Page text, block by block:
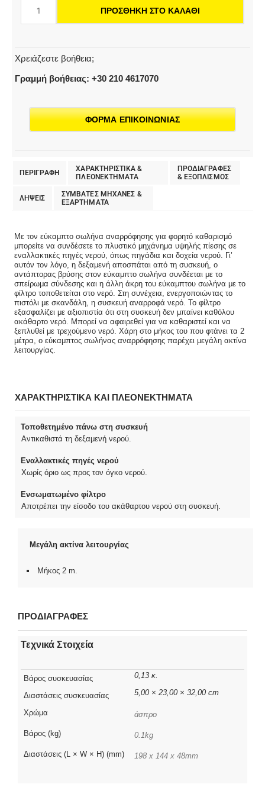
ΠΡΟΣΘΉΚΗ ΣΤΟ ΚΑΛΆΘΙ
Χρειάζεστε βοήθεια;
Γραμμή βοήθειας: +30 210 4617070
ΦΟΡΜΑ ΕΠΙΚΟΙΝΩΝΙΑΣ
ΠΕΡΙΓΡΑΦΗ
ΧΑΡΑΚΤΗΡΙΣΤΙΚΑ &
ΠΛΕΟΝΕΚΤΗΜΑΤΑ
ΠΡΟΔΙΑΓΡΑΦΕΣ
& EΞΟΠΛΙΣΜΟΣ
ΛΗΨΕΙΣ
ΣΥΜΒΑΤΕΣ ΜΗΧΑΝΕΣ &
ΕΞΑΡΤΗΜΑΤΑ
Με τον εύκαμπτο σωλήνα αναρρόφησης για φορητό καθαρισμό
μπορείτε να συνδέσετε το πλυστικό μηχάνημα υψηλής πίεσης σε
εναλλακτικές πηγές νερού, όπως πηγάδια και δοχεία νερού. Γι’
αυτόν τον λόγο, η δεξαμενή αποσπάται από τη συσκευή, ο
αντάπτορας βρύσης στον εύκαμπτο σωλήνα συνδέεται με το
σπείρωμα σύνδεσης και η άλλη άκρη του εύκαμπτου σωλήνα με το
φίλτρο τοποθετείται στο νερό. Στη συνέχεια, ενεργοποιώντας το
πιστόλι με σκανδάλη, η συσκευή αναρροφά νερό. Το φίλτρο
εξασφαλίζει με αξιοπιστία ότι στη συσκευή δεν μπαίνει καθόλου
ακάθαρτο νερό. Μπορεί να αφαιρεθεί για να καθαριστεί και να
ξεπλυθεί με τρεχούμενο νερό. Χάρη στο μήκος του που φτάνει τα 2
μέτρα, ο εύκαμπτος σωλήνας αναρρόφησης παρέχει μεγάλη ακτίνα
λειτουργίας.
ΧΑΡΑΚΤΗΡΙΣΤΙΚΑ ΚΑΙ ΠΛΕΟΝΕΚΤΗΜΑΤΑ
Τοποθετημένο πάνω στη συσκευή
Αντικαθιστά τη δεξαμενή νερού.
Εναλλακτικές πηγές νερού
Χωρίς όριο ως προς τον όγκο νερού.
Ενσωματωμένο φίλτρο
Αποτρέπει την είσοδο του ακάθαρτου νερού στη συσκευή.
Μεγάλη ακτίνα λειτουργίας
Μήκος 2 m.
ΠΡΟΔΙΑΓΡΑΦΕΣ
Τεχνικά Στοιχεία
Βάρος συσκευασίας 0,13 κ.
Διαστάσεις συσκευασίας 5,00 × 23,00 × 32,00 cm
Χρώμα άσπρο
Βάρος (kg) 0.1kg
Διαστάσεις (L × W × H) (mm) 198 x 144 x 48mm